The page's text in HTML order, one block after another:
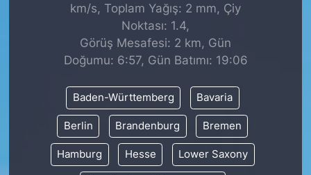
km/s, Toplam Yağış: 2 mm, Çiy
Noktası: 1.4,
Görüş Mesafesi: 2 km, Gün
Doğumu: 6:57, Gün Batımı: 19:06
Baden-Württemberg Bavaria
Berlin Brandenburg Bremen
Hamburg Hesse Lower Saxony